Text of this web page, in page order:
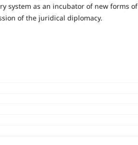
system as an incubator of new forms of
of the juridical diplomacy.